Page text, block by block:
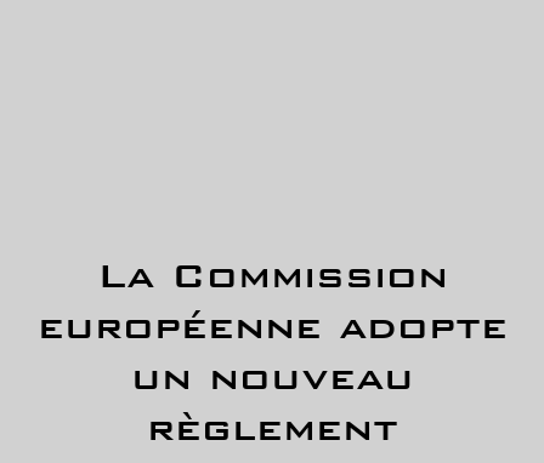
La Commission
européenne adopte
un nouveau
règlement